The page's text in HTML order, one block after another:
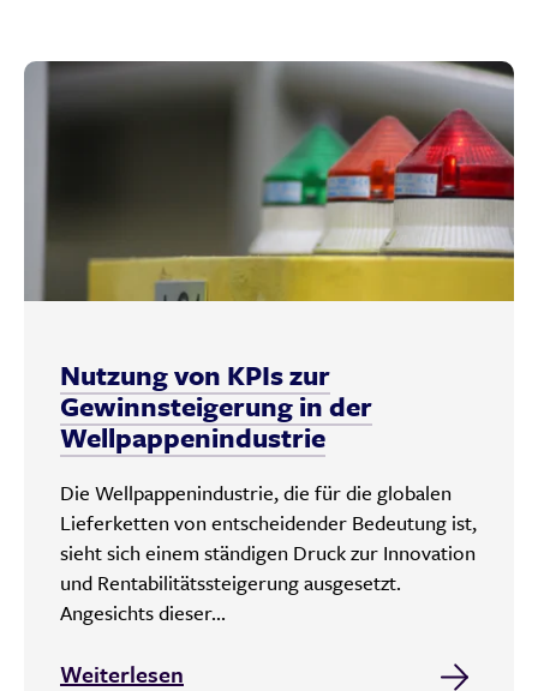
Nutzung von KPIs zur
Gewinnsteigerung in der
Wellpappenindustrie
Die Wellpappenindustrie, die für die globalen
Lieferketten von entscheidender Bedeutung ist,
sieht sich einem ständigen Druck zur Innovation
und Rentabilitätssteigerung ausgesetzt.
Angesichts dieser...
Weiterlesen